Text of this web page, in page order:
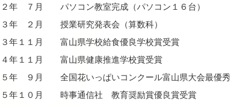
２年 ７月 パソコン教室完成（パソコン１６台）
３年 ２月 授業研究発表会（算数科）
３年１１月 富山県学校給食優良学校賞受賞
４年１１月 富山県健康推進学校賞受賞
５年 ９月 全国花いっぱいコンクール富山県大会最優
５年１０月 時事通信社 教育奨励賞優良賞受賞